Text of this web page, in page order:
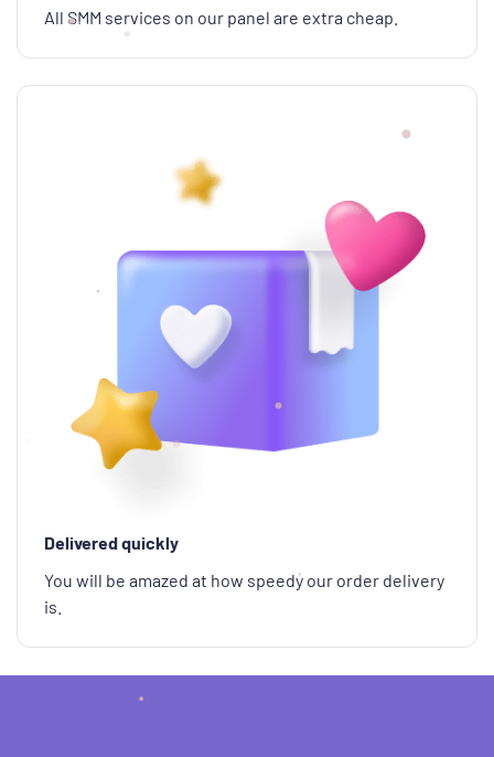
All SMM services on our panel are extra cheap.
Delivered quickly
You will be amazed at how speedy our order delivery
is.